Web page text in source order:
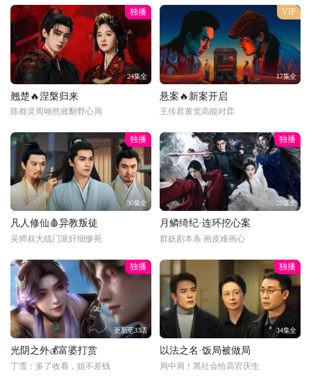
独播
24集全
翘楚🔥涅槃归来
陈都灵周翊然掀翻野心局
VIP
17集全
悬案🔥新案开启
王传君黄觉高能对弈
独播
30集全
凡人修仙🩸异教叛徒
吴师叔大战门派奸细惨死
独播
29集全
月鳞绮纪·连环挖心案
群妖剧本杀 画皮难画心
独播
更新至33话
光阴之外💰富婆打赏
丁雪：多了收着，姐不差钱
独播
34集全
以法之名·饭局被做局
局中局！黑社会给高官庆生